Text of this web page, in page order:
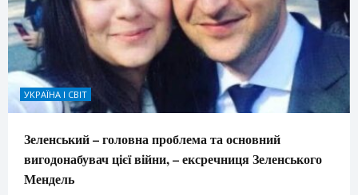
УКРАЇНА І СВІТ
Зеленський – головна проблема та основний
вигодонабувач цієї війни, – ексречниця Зеленського
Мендель